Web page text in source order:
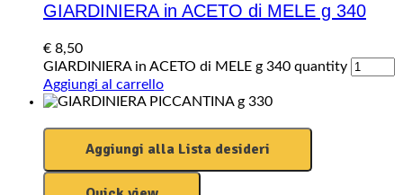
GIARDINIERA in ACETO di MELE g 340
€ 8,50
GIARDINIERA in ACETO di MELE g 340 quantity
Aggiungi al carrello
Aggiungi alla Lista desideri